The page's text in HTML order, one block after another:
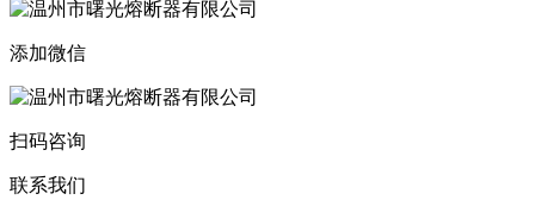
添加微信
扫码咨询
联系我们